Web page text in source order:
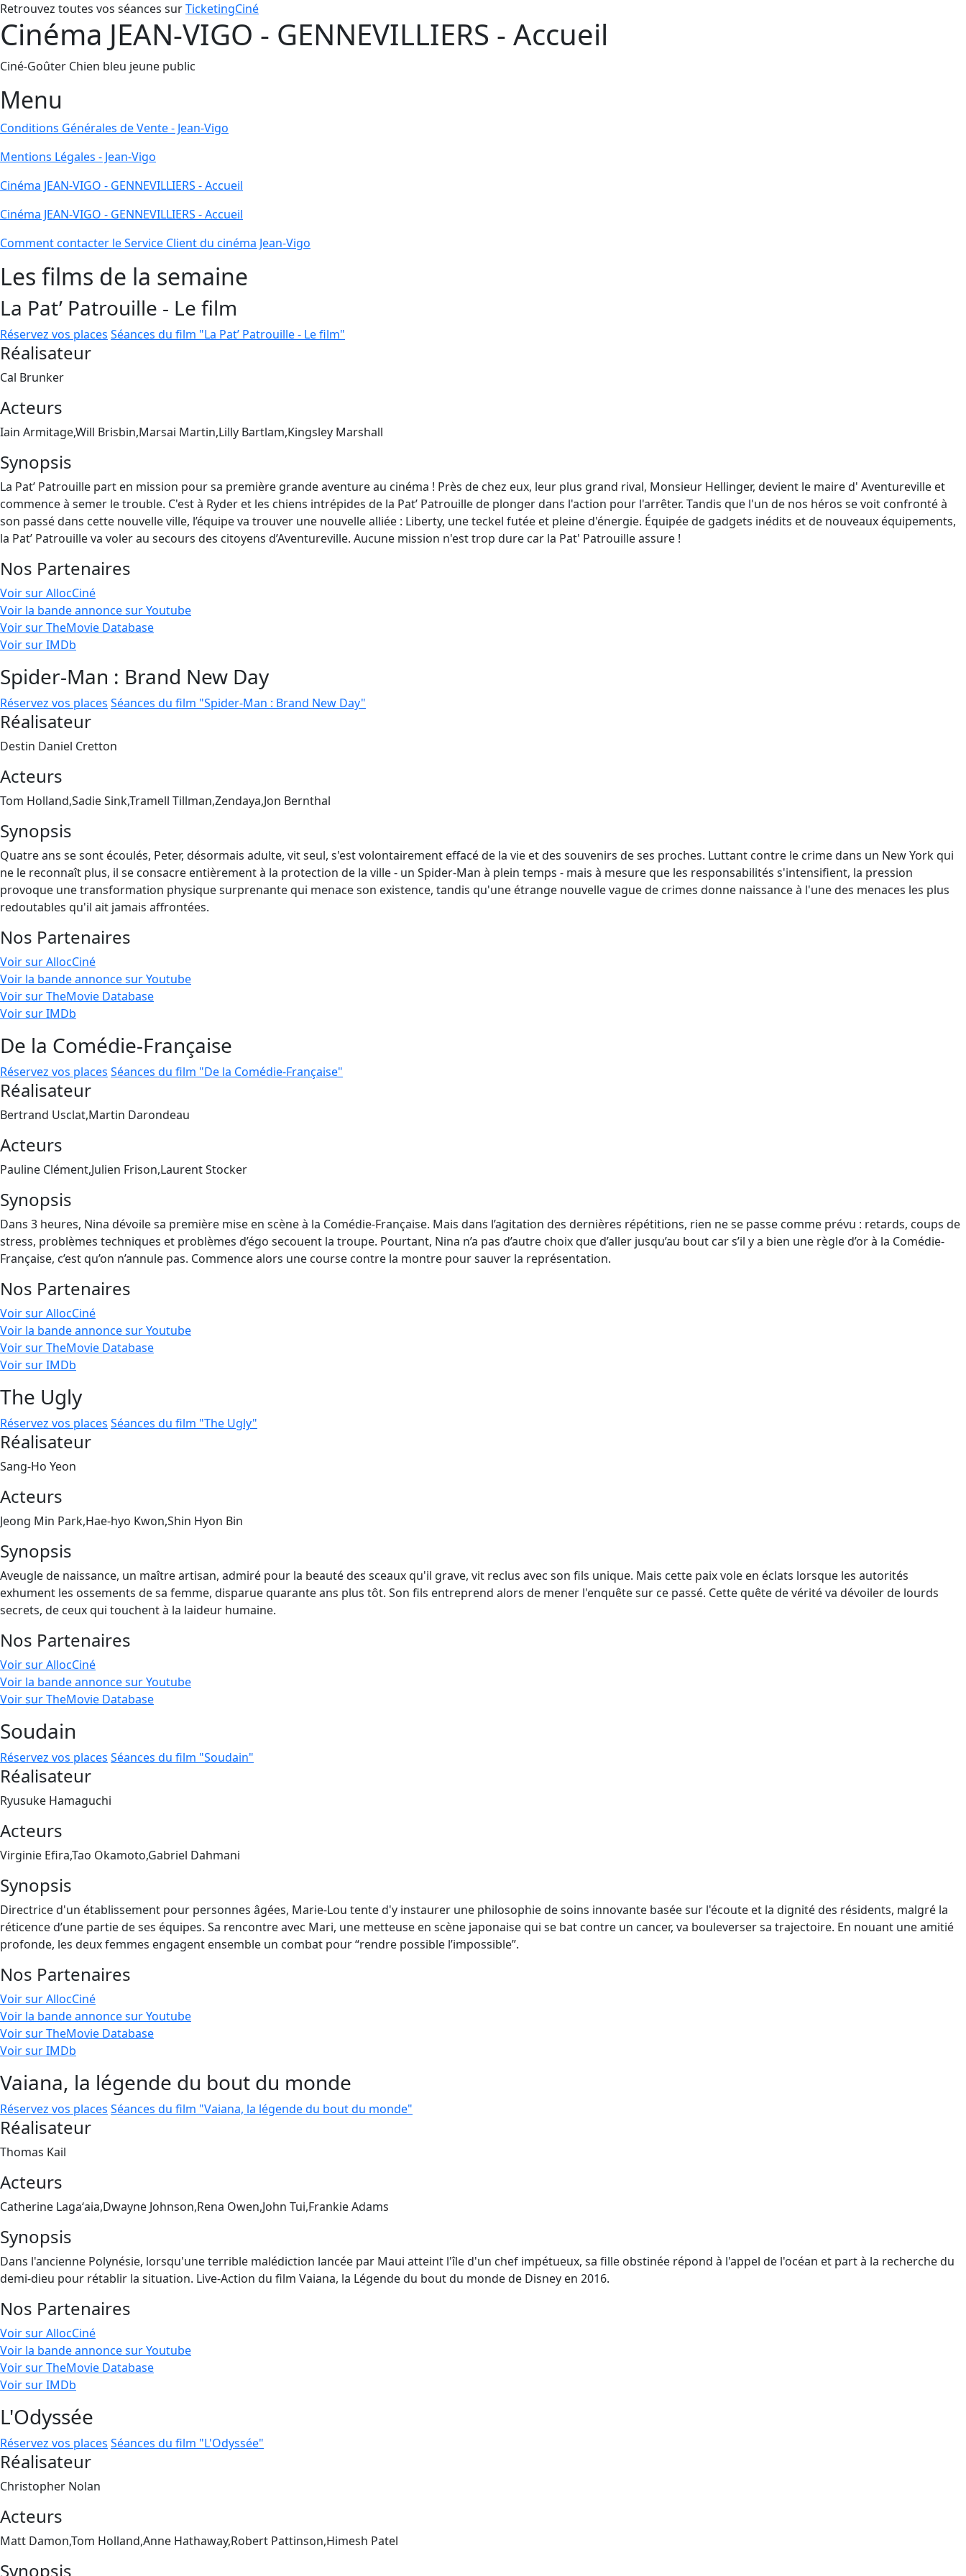
Retrouvez toutes vos séances surTicketingCiné
Cinéma JEAN-VIGO - GENNEVILLIERS - Accueil
Ciné-Goûter Chien bleu jeune public
Menu
Conditions Générales de Vente - Jean-Vigo
Mentions Légales - Jean-Vigo
Cinéma JEAN-VIGO - GENNEVILLIERS - Accueil
Cinéma JEAN-VIGO - GENNEVILLIERS - Accueil
Comment contacter le Service Client du cinéma Jean-Vigo
Les films de la semaine
La Pat’ Patrouille - Le film
Réservez vos places Séances du film "La Pat’ Patrouille - Le film"
Réalisateur
Cal Brunker
Acteurs
Iain Armitage,Will Brisbin,Marsai Martin,Lilly Bartlam,Kingsley Marshall
Synopsis
La Pat’ Patrouille part en mission pour sa première grande aventure au cinéma ! Près de chez eux, leur plus grand rival, Monsieur Hellinger, devient le maire d' Aventureville et
commence à semer le trouble. C'est à Ryder et les chiens intrépides de la Pat’ Patrouille de plonger dans l'action pour l'arrêter. Tandis que l'un de nos héros se voit confronté à
son passé dans cette nouvelle ville, l’équipe va trouver une nouvelle alliée : Liberty, une teckel futée et pleine d'énergie. Équipée de gadgets inédits et de nouveaux équipements,
la Pat’ Patrouille va voler au secours des citoyens d’Aventureville. Aucune mission n'est trop dure car la Pat' Patrouille assure !
Nos Partenaires
Voir sur AllocCiné
Voir la bande annonce sur Youtube
Voir sur TheMovie Database
Voir sur IMDb
Spider-Man : Brand New Day
Réservez vos places Séances du film "Spider-Man : Brand New Day"
Réalisateur
Destin Daniel Cretton
Acteurs
Tom Holland,Sadie Sink,Tramell Tillman,Zendaya,Jon Bernthal
Synopsis
Quatre ans se sont écoulés, Peter, désormais adulte, vit seul, s'est volontairement effacé de la vie et des souvenirs de ses proches. Luttant contre le crime dans un New York qui
ne le reconnaît plus, il se consacre entièrement à la protection de la ville - un Spider-Man à plein temps - mais à mesure que les responsabilités s'intensifient, la pression
provoque une transformation physique surprenante qui menace son existence, tandis qu'une étrange nouvelle vague de crimes donne naissance à l'une des menaces les plus
redoutables qu'il ait jamais affrontées.
Nos Partenaires
Voir sur AllocCiné
Voir la bande annonce sur Youtube
Voir sur TheMovie Database
Voir sur IMDb
De la Comédie-Française
Réservez vos places Séances du film "De la Comédie-Française"
Réalisateur
Bertrand Usclat,Martin Darondeau
Acteurs
Pauline Clément,Julien Frison,Laurent Stocker
Synopsis
Dans 3 heures, Nina dévoile sa première mise en scène à la Comédie-Française. Mais dans l’agitation des dernières répétitions, rien ne se passe comme prévu : retards, coups de
stress, problèmes techniques et problèmes d’égo secouent la troupe. Pourtant, Nina n’a pas d’autre choix que d’aller jusqu’au bout car s’il y a bien une règle d’or à la Comédie-
Française, c’est qu’on n’annule pas. Commence alors une course contre la montre pour sauver la représentation.
Nos Partenaires
Voir sur AllocCiné
Voir la bande annonce sur Youtube
Voir sur TheMovie Database
Voir sur IMDb
The Ugly
Réservez vos places Séances du film "The Ugly"
Réalisateur
Sang-Ho Yeon
Acteurs
Jeong Min Park,Hae-hyo Kwon,Shin Hyon Bin
Synopsis
Aveugle de naissance, un maître artisan, admiré pour la beauté des sceaux qu'il grave, vit reclus avec son fils unique. Mais cette paix vole en éclats lorsque les autorités
exhument les ossements de sa femme, disparue quarante ans plus tôt. Son fils entreprend alors de mener l'enquête sur ce passé. Cette quête de vérité va dévoiler de lourds
secrets, de ceux qui touchent à la laideur humaine.
Nos Partenaires
Voir sur AllocCiné
Voir la bande annonce sur Youtube
Voir sur TheMovie Database
Soudain
Réservez vos places Séances du film "Soudain"
Réalisateur
Ryusuke Hamaguchi
Acteurs
Virginie Efira,Tao Okamoto,Gabriel Dahmani
Synopsis
Directrice d'un établissement pour personnes âgées, Marie-Lou tente d'y instaurer une philosophie de soins innovante basée sur l'écoute et la dignité des résidents, malgré la
réticence d’une partie de ses équipes. Sa rencontre avec Mari, une metteuse en scène japonaise qui se bat contre un cancer, va bouleverser sa trajectoire. En nouant une amitié
profonde, les deux femmes engagent ensemble un combat pour “rendre possible l’impossible”.
Nos Partenaires
Voir sur AllocCiné
Voir la bande annonce sur Youtube
Voir sur TheMovie Database
Voir sur IMDb
Vaiana, la légende du bout du monde
Réservez vos places Séances du film "Vaiana, la légende du bout du monde"
Réalisateur
Thomas Kail
Acteurs
Catherine Lagaʻaia,Dwayne Johnson,Rena Owen,John Tui,Frankie Adams
Synopsis
Dans l'ancienne Polynésie, lorsqu'une terrible malédiction lancée par Maui atteint l'île d'un chef impétueux, sa fille obstinée répond à l'appel de l'océan et part à la recherche du
demi-dieu pour rétablir la situation. Live-Action du film Vaiana, la Légende du bout du monde de Disney en 2016.
Nos Partenaires
Voir sur AllocCiné
Voir la bande annonce sur Youtube
Voir sur TheMovie Database
Voir sur IMDb
L'Odyssée
Réservez vos places Séances du film "L'Odyssée"
Réalisateur
Christopher Nolan
Acteurs
Matt Damon,Tom Holland,Anne Hathaway,Robert Pattinson,Himesh Patel
Synopsis